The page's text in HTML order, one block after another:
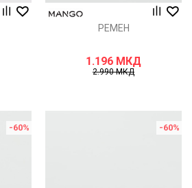
РЕМЕН
1.196 МКД
2.990МКД
-60% -60%